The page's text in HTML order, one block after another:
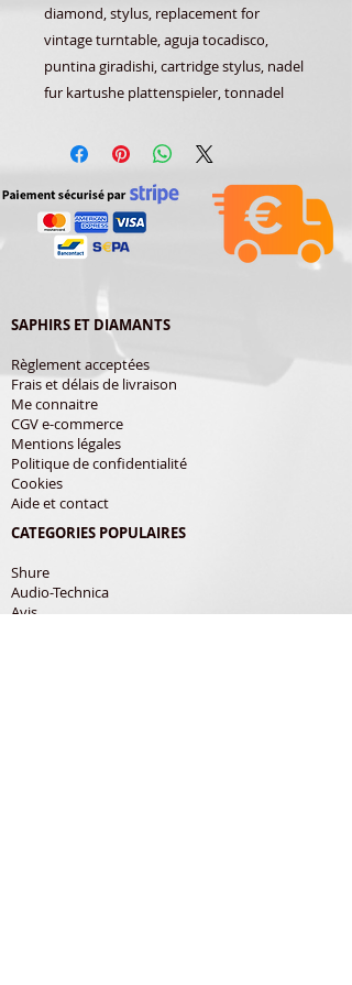
diamond, stylus, replacement for
vintage turntable, aguja tocadisco,
puntina giradishi, cartridge stylus, nadel
fur kartushe plattenspieler, tonnadel
SAPHIRS ET DIAMANTS
Règlement acceptées
Frais et délais de livraison
Me connaitre
CGV e-commerce
Mentions légales
Politique de confidentialité
Cookies
Aide et contact
CATEGORIES POPULAIRES
Shure
Audio-Technica
Avis